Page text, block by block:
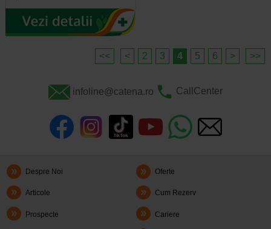
<< < 2 3 4 5 6 > >>
infoline@catena.ro CallCenter
Despre Noi Oferte
Articole Cum Rezerv
Prospecte Cariere